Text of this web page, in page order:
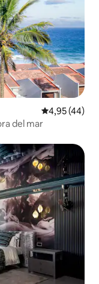
4,95 de
4,95 (44)
del mar